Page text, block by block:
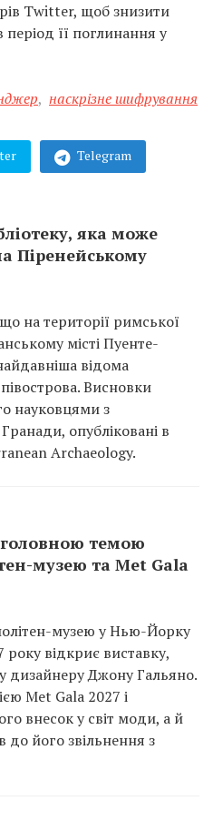
Twitter, щоб знизити
період її поглинання у
, наскрізне шифрування
Telegram
яка може
Піренейському
на території римської
місті Пуенте-
відома
Висновки
науковцями з
опубліковані в
Archaeology.
темою
музею та Met Gala
музею у Нью-Йорку
відкриє виставку,
дизайнеру Джону Гальяно.
Met Gala 2027 і
внесок у світ моди, а й
до його звільнення з